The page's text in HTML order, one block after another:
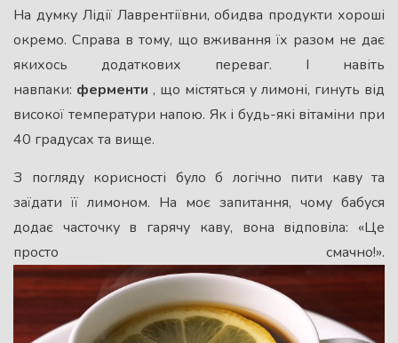
На думку Лідії Лаврентіївни, обидва продукти хороші
окремо. Справа в тому, що вживання їх разом не дає
якихось додаткових переваг. І навіть
навпаки: ферменти , що містяться у лимоні, гинуть від
високої температури напою. Як і будь-які вітаміни при
40 градусах та вище.
З погляду корисності було б логічно пити каву та
заїдати її лимоном. На моє запитання, чому бабуся
додає часточку в гарячу каву, вона відповіла: «Це
просто смачно!».